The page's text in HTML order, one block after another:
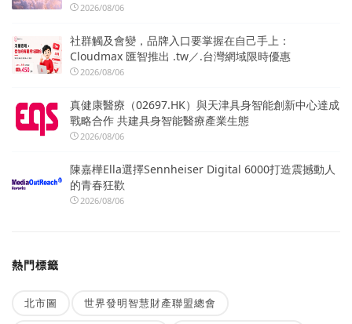
2026/08/06
社群觸及會變，品牌入口要掌握在自己手上：
Cloudmax 匯智推出 .tw／.台灣網域限時優惠
2026/08/06
真健康醫療（02697.HK）與天津具身智能創新中心達成
戰略合作 共建具身智能醫療產業生態
2026/08/06
陳嘉樺Ella選擇Sennheiser Digital 6000打造震撼動人
的青春狂歡
2026/08/06
熱門標籤
北市圖 世界發明智慧財產聯盟總會